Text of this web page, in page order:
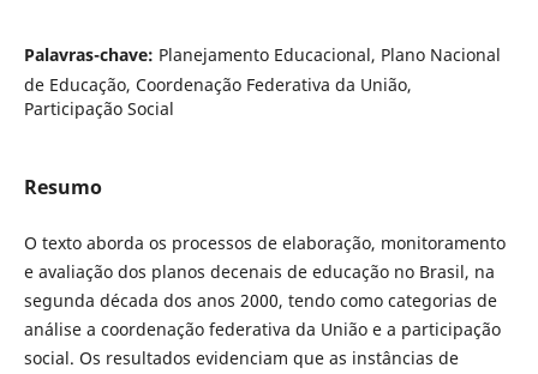
Palavras-chave: Planejamento Educacional, Plano Nacional
de Educação, Coordenação Federativa da União,
Participação Social
Resumo
O texto aborda os processos de elaboração, monitoramento
e avaliação dos planos decenais de educação no Brasil, na
segunda década dos anos 2000, tendo como categorias de
análise a coordenação federativa da União e a participação
social. Os resultados evidenciam que as instâncias de